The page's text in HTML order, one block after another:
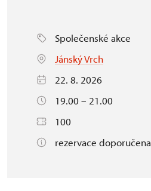
Společenské akce
Jánský Vrch
22. 8. 2026
19.00 – 21.00
100
rezervace doporučena